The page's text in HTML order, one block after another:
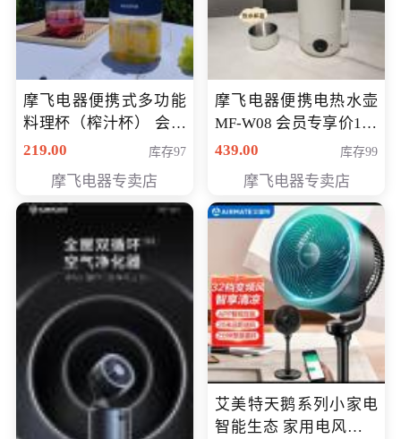
摩飞电器便携式多功能
料理杯（榨汁杯） 会员
专享价118元
219.00 库存97
摩飞电器专卖店
摩飞电器便携电热水壶
MF-W08 会员专享价198
元
439.00 库存99
摩飞电器专卖店
艾美特天鹅系列小家电
智能生态 家用电风扇直